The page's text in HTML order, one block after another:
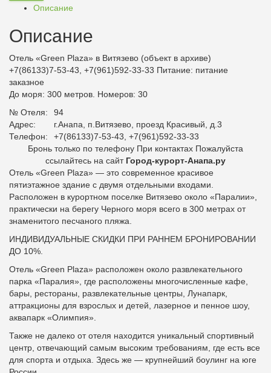
Описание
Описание
Отель «Green Plaza» в Витязево (объект в архиве)
+7(86133)7-53-43, +7(961)592-33-33 Питание: питание
заказное
До моря: 300 метров. Номеров: 30
№ Отеля:
94
Адрес:
г.Анапа, п.Витязево, проезд Красивый, д.3
Телефон:
+7(86133)7-53-43, +7(961)592-33-33
Бронь только по телефону При контактах Пожалуйста
ссылайтесь на сайт Город-курорт-Анапа.ру
Отель «Green Plaza» — это современное красивое
пятиэтажное здание с двумя отдельными входами.
Расположен в курортном поселке Витязево около «Паралии»,
практически на берегу Черного моря всего в 300 метрах от
знаменитого песчаного пляжа.
ИНДИВИДУАЛЬНЫЕ СКИДКИ ПРИ РАННЕМ БРОНИРОВАНИИ
ДО 10%.
Отель «Green Plaza» расположен около развлекательного
парка «Паралия», где расположены многочисленные кафе,
бары, рестораны, развлекательные центры, Лунапарк,
аттракционы для взрослых и детей, лазерное и пенное шоу,
аквапарк «Олимпия».
Также не далеко от отеля находится уникальный спортивный
центр, отвечающий самым высоким требованиям, где есть все
для спорта и отдыха. Здесь же — крупнейший боулинг на юге